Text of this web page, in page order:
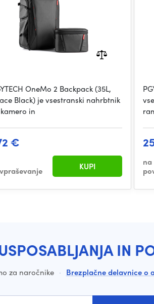
OneMo 2 Backpack (35L,
Black) je vsestranski nahrbtnik
in
€
KUPI
na
IN
za naročnike · Brezplačne delavnice o